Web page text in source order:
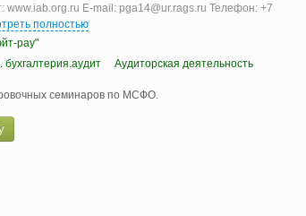
E-mail: pga14@ur.rags.ru Телефон: +7
полностью
рау"
Аудиторская деятельность
семинаров по МСФО.